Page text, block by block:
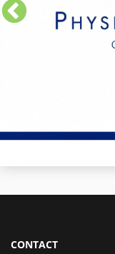
CONTACT